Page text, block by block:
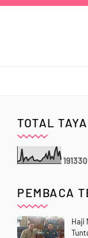
TOTAL
191330
PEMBACA
Haji